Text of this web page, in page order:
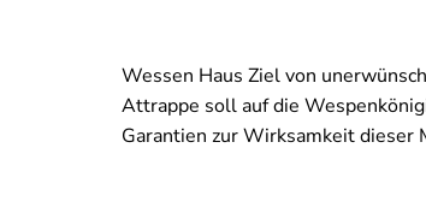
Wessen Haus Ziel von
Attrappe soll auf die
Garantien zur Wirksamkeit dieser